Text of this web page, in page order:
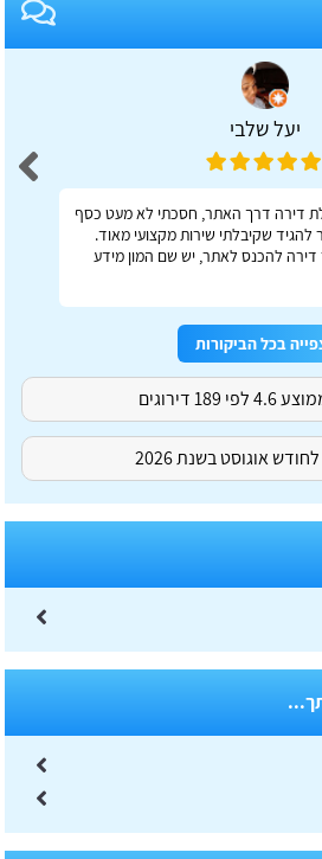
יעל שלבי
דירה דרך האתר, חסכתי לא מעט כסף
שקיבלתי שירות מקצועי מאוד.
להכנס לאתר, יש שם המון מידע
בכל הביקורות
189 דירוגים
אוגוסט בשנת 2026